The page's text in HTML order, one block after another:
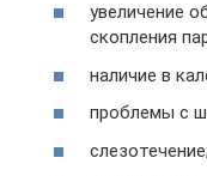
увеличение
скопления
наличие в
проблемы с
слезотечение;